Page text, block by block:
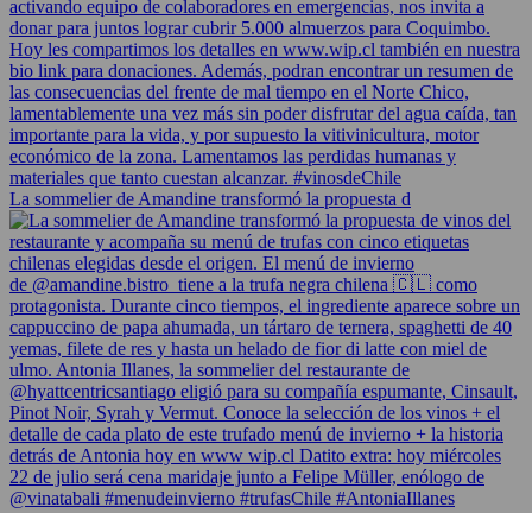
La sommelier de Amandine transformó la propuesta d